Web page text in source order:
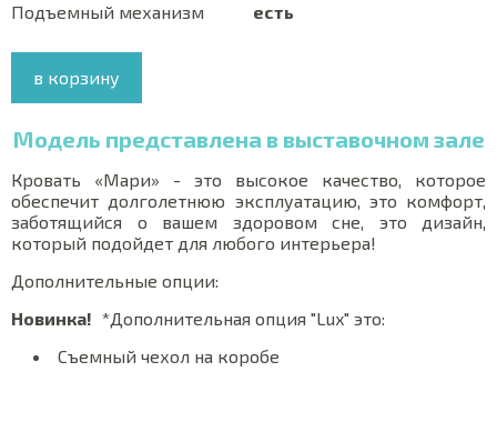
Подъемный механизм
есть
в корзину
Модель представлена в выставочном зале
Кровать «Мари» - это высокое качество, которое
обеспечит долголетнюю эксплуатацию, это комфорт,
заботящийся о вашем здоровом сне, это дизайн,
который подойдет для любого интерьера!
Дополнительные опции:
Новинка! *Дополнительная опция "Lux" это:
Съемный чехол на коробе